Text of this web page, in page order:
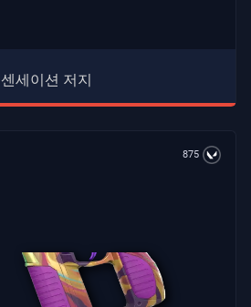
센세이션 저지
875